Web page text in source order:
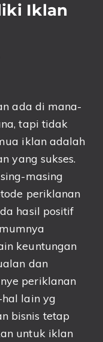
Iklan
ada di mana-
tapi tidak
iklan adalah
yang sukses.
masing
periklanan
hasil positif
keuntungan
dan
periklanan
hal lain yg
bisnis tetap
untuk iklan